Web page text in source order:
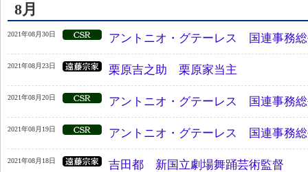
8月
2021年08月30日 アントニオ・グテーレス 国連事務
2021年08月23日 栗原吉之助 栗原家当主
2021年08月20日 アントニオ・グテーレス 国連事務
2021年08月19日 アントニオ・グテーレス 国連事務
2021年08月18日 吉田都 新国立劇場舞踊芸術監督